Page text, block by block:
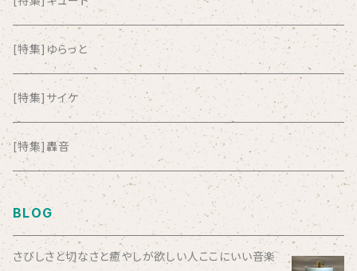
ANYO
And Summer Club
anticlockwise
Aysula
Bad Operation
[特集]ゆらっと
[特集]サイケ
[特集]轟音
BLOG
さびしさと切なさと癒やしが欲しい人ここにいい音楽